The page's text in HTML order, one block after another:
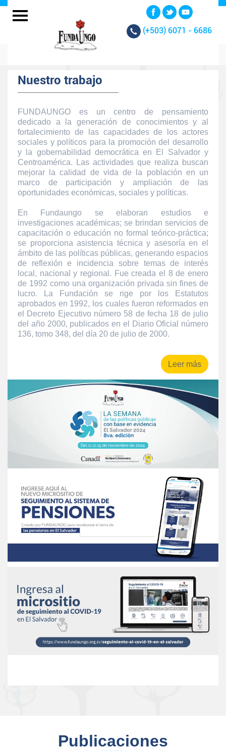
(+503) 6071 - 6686
Nuestro trabajo
FUNDAUNGO es un centro de pensamiento
dedicado a la generación de conocimientos y al
fortalecimiento de las capacidades de los actores
sociales y políticos para la promoción del desarrollo
y la gobernabilidad democrática en El Salvador y
Centroamérica. Las actividades que realiza buscan
mejorar la calidad de vida de la población en un
marco de participación y ampliación de las
oportunidades económicas, sociales y políticas.
En Fundaungo se elaboran estudios e
investigaciones académicas; se brindan servicios de
capacitación o educación no formal teórico-práctica;
se proporciona asistencia técnica y asesoría en el
ámbito de las políticas públicas, generando espacios
de reflexión e incidencia sobre temas de interés
local, nacional y regional. Fue creada el 8 de enero
de 1992 como una organización privada sin fines de
lucro. La Fundación se rige por los Estatutos
aprobados en 1992, los cuales fueron reformados en
el Decreto Ejecutivo número 58 de fecha 18 de julio
del año 2000, publicados en el Diario Oficial número
136, tomo 348, del día 20 de julio de 2000.
Leer más
Publicaciones